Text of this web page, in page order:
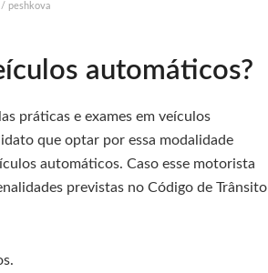
peshkova
automáticos?
práticas e exames em veículos
que optar por essa modalidade
automáticos. Caso esse motorista
previstas no Código de Trânsito